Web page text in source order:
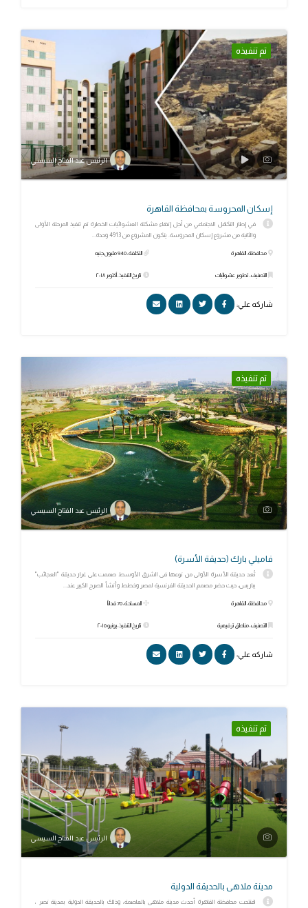
تم تنفيذه
الرئيس عبد الفتاح السيسي
إسكان المحروسة بمحافظة القاهرة
في إطار التكافل الاجتماعي من أجل إنهاء مشكلة العشوائيات الخطرة تم تنفيذ المرحلة الأولى
والثانية من مشروع إسكان المحروسة. يتكون المشروع من 4913 وحدة...
محافظة: القاهرة
التصنيف: تطوير عشوائيات
التكلفة: 940 مليون جنيه
تاريخ التنفيذ: أكتوبر ٢٠١٨
شاركه علي:
تم تنفيذه
الرئيس عبد الفتاح السيسي
فاميلي بارك (حديقة الأسرة)
تُعد حديقة الأسرة الأولى من نوعها فى الشرق الأوسط صممت على غرار حديقة "العجائب"
بباريس، حيث حضر مصمم الحديقة الفرنسية لمصر وخطط وأنشأ الصرح الكبير عند...
محافظة: القاهرة
التصنيف: مناطق ترفيهية
المساحة: 70 فداناً
تاريخ التنفيذ: يونيو ٢٠١٥
شاركه علي:
تم تنفيذه
الرئيس عبد الفتاح السيسي
مدينة ملاهى بالحديقة الدولية
افتتحت محافظة القاهرة أحدث مدينة ملاهى بالعاصمة، وذلك بالحديقة الدولية بمدينة نصر ،